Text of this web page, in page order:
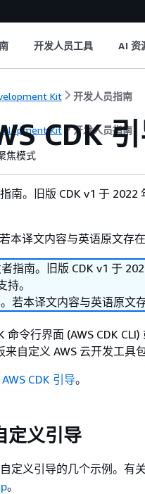
开发人员工具 AI 资
Kit 开发人员指南
Kit 开发人员指南
CDK
焦模式
南。旧版 CDK v1 于
本译文内容与英语原文存
指南。旧版 CDK v1 于
。
若本译文内容与英语原文
命令行界面 (AWS CDK
自定义 AWS 云开发工具包
AWS CDK 引导。
定义引导
定义引导的几个示例。有
。